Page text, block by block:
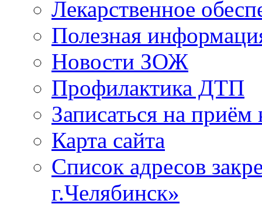
Лекарственное
Полезная
Новости ЗОЖ
Профилактика ДТП
Записаться на приём
Карта сайта
Список адресов
г.Челябинск»